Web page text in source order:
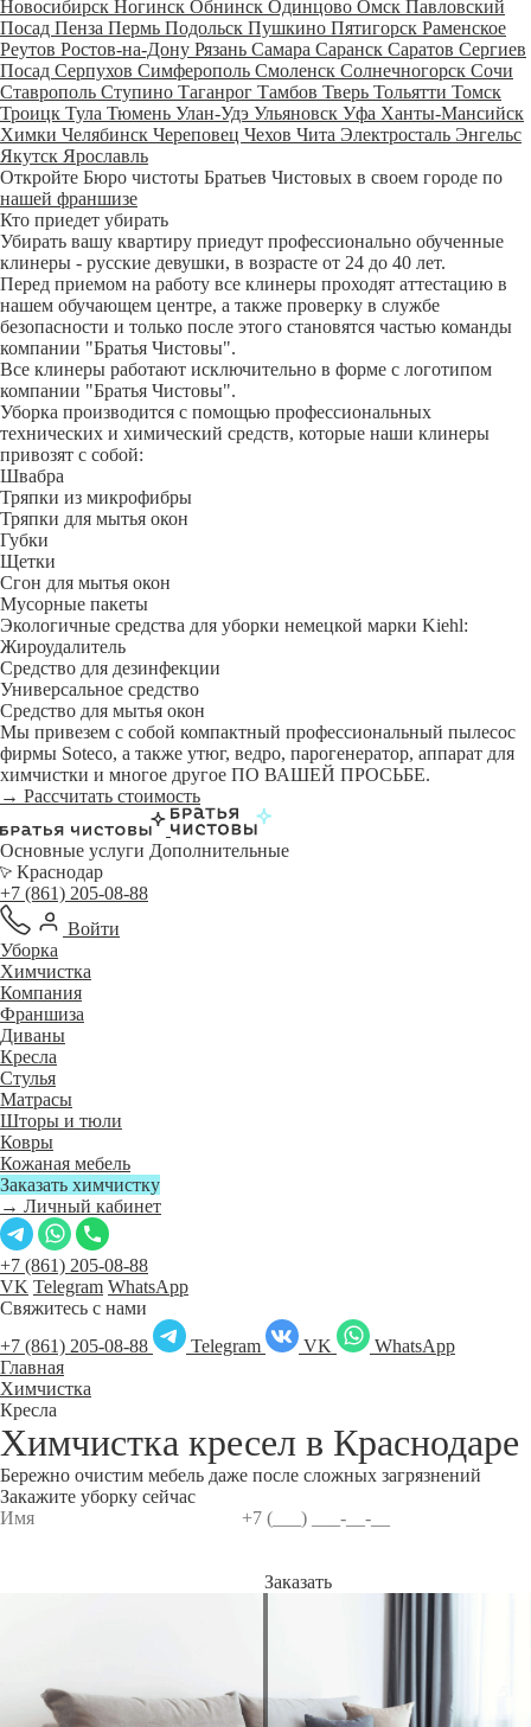
Новосибирск Ногинск Обнинск Одинцово Омск Павловский
Посад Пенза Пермь Подольск Пушкино Пятигорск Раменское
Реутов Ростов-на-Дону Рязань Самара Саранск Саратов Сергиев
Посад Серпухов Симферополь Смоленск Солнечногорск Сочи
Ставрополь Ступино Таганрог Тамбов Тверь Тольятти Томск
Троицк Тула Тюмень Улан-Удэ Ульяновск Уфа Ханты-Мансийск
Химки Челябинск Череповец Чехов Чита Электросталь Энгельс
Якутск Ярославль
Откройте Бюро чистоты Братьев Чистовых в своем городе по
нашей франшизе
Кто приедет убирать
Убирать вашу квартиру приедут профессионально обученные
клинеры - русские девушки, в возрасте от 24 до 40 лет.
Перед приемом на работу все клинеры проходят аттестацию в
нашем обучающем центре, а также проверку в службе
безопасности и только после этого становятся частью команды
компании "Братья Чистовы".
Все клинеры работают исключительно в форме с логотипом
компании "Братья Чистовы".
Уборка производится с помощью профессиональных
технических и химический средств, которые наши клинеры
привозят с собой:
Швабра
Тряпки из микрофибры
Тряпки для мытья окон
Губки
Щетки
Сгон для мытья окон
Мусорные пакеты
Экологичные средства для уборки немецкой марки Kiehl:
Жироудалитель
Средство для дезинфекции
Универсальное средство
Средство для мытья окон
Мы привезем с собой компактный профессиональный пылесос
фирмы Soteco, а также утюг, ведро, парогенератор, аппарат для
химчистки и многое другое ПО ВАШЕЙ ПРОСЬБЕ.
→ Рассчитать стоимость
Основные услуги Дополнительные
Краснодар
+7 (861) 205-08-88
Войти
Уборка
Химчистка
Компания
Франшиза
Диваны
Кресла
Стулья
Матрасы
Шторы и тюли
Ковры
Кожаная мебель
Заказать химчистку
→ Личный кабинет
+7 (861) 205-08-88
VK Telegram WhatsApp
Свяжитесь с нами
+7 (861) 205-08-88
Telegram VK
WhatsApp
Главная
Химчистка
Кресла
Химчистка кресел в Краснодаре
Бережно очистим мебель даже после сложных загрязнений
Закажите уборку сейчас
Заказать